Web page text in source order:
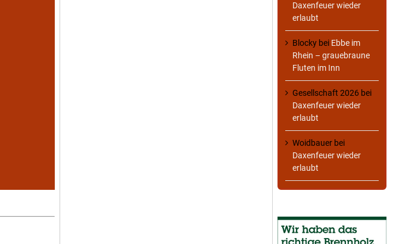
Daxenfeuer wieder
erlaubt
Blocky bei Ebbe im
Rhein – grauebraune
Fluten im Inn
Gesellschaft 2026 bei
Daxenfeuer wieder
erlaubt
Woidbauer bei
Daxenfeuer wieder
erlaubt